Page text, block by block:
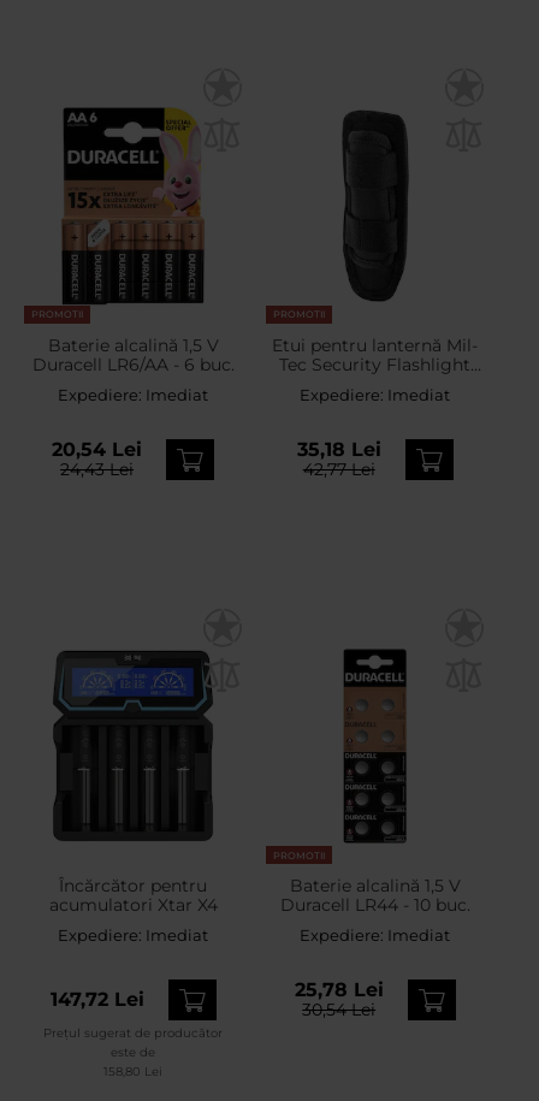
PROMOTII
Baterie alcalină 1,5 V
Duracell LR6/AA - 6 buc.
Expediere: Imediat
20,54 Lei
24,43 Lei
PROMOTII
Etui pentru lanternă Mil-
Tec Security Flashlight
Holder - Black
Expediere: Imediat
35,18 Lei
42,77 Lei
Încărcător pentru
acumulatori Xtar X4
Expediere: Imediat
147,72 Lei
Prețul sugerat de producător
este de
158,80 Lei
PROMOTII
Baterie alcalină 1,5 V
Duracell LR44 - 10 buc.
Expediere: Imediat
25,78 Lei
30,54 Lei